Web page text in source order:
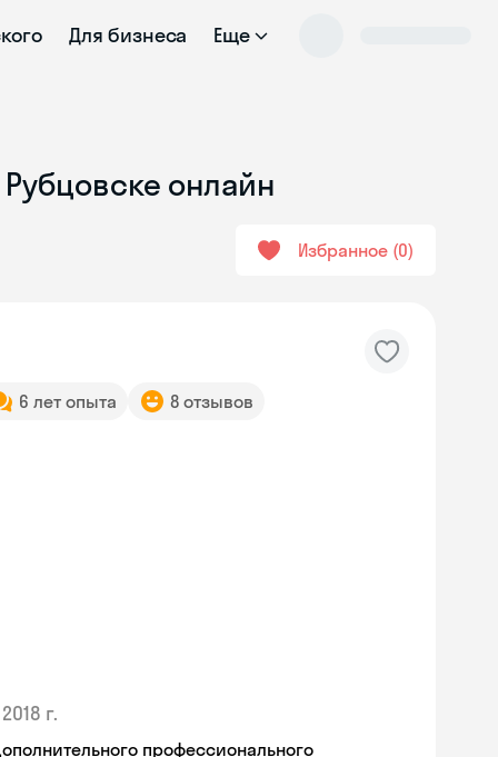
Для бизнеса Еще
онлайн
Избранное 0
6 лет опыта 8 отзывов
2018 г.
профессионального